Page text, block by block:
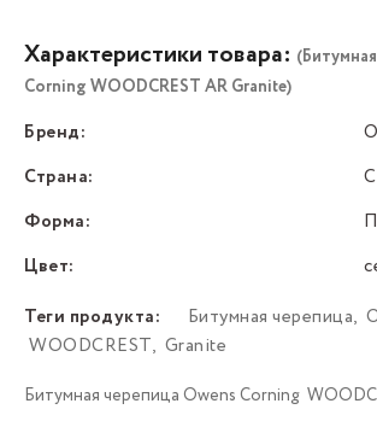
Характеристики товара:
Corning WOODCREST AR Granite)
Бренд:
Страна:
Форма:
Цвет:
Теги продукта:
Битумная черепица,
WOODCREST, Granite
Битумная черепица Owens Corning